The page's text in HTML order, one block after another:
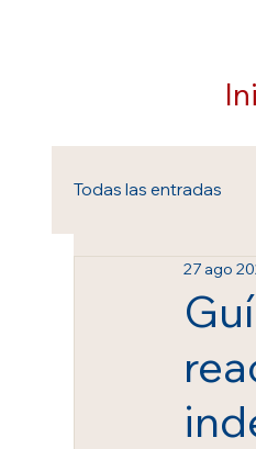
Todas las entradas
Royal Ballet &
27 ago